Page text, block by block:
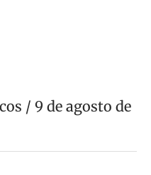
/ 9 de agosto de